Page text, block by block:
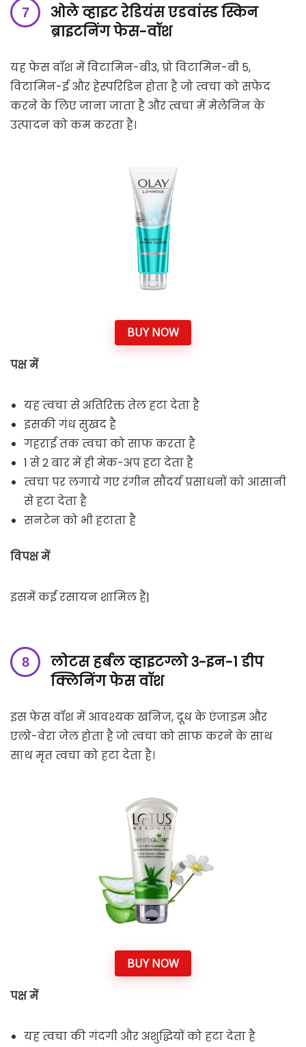
ओले व्हाइट रेडियंस एडवांस्ड स्किन
ब्राइटनिंग फेस-वॉश
यह फेस वॉश में विटामिन-बी3, प्रो विटामिन-बी 5,
विटामिन-ई और हेस्परिडिन होता है जो त्वचा को सफेद
करने के लिए जाना जाता है और त्वचा में मेलेनिन के
उत्पादन को कम करता है।
BUY NOW
पक्ष में
यह त्वचा से अतिरिक्त तेल हटा देता है
इसकी गंध सुखद है
गहराई तक त्वचा को साफ करता है
1 से 2 बार में ही मेक-अप हटा देता है
त्वचा पर लगाये गए रंगीन सौंदर्य प्रसाधनों को आसानी
से हटा देता है
सनटेन को भी हटाता है
विपक्ष में
इसमें कई रसायन शामिल हैं|
लोटस हर्बल व्हाइटग्लो 3-इन-1 डीप
क्लिनिंग फेस वॉश
इस फेस वॉश में आवश्यक खनिज, दूध के एंजाइम और
एलो-वेरा जेल होता है जो त्वचा को साफ करने के साथ
साथ मृत त्वचा को हटा देता है।
BUY NOW
पक्ष में
यह त्वचा की गंदगी और अशुद्धियों को हटा देता है